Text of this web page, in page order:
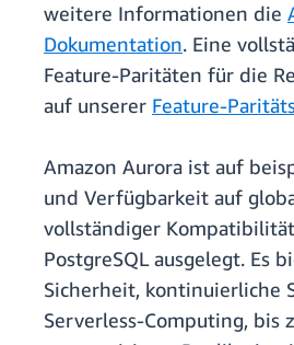
weitere Informationen die
Dokumentation. Eine
Feature-Paritäten für die
auf unserer Feature-
Amazon Aurora ist auf
und Verfügbarkeit auf
vollständiger
PostgreSQL ausgelegt. Es
Sicherheit, kontinuierliche
Serverless-Computing, bis